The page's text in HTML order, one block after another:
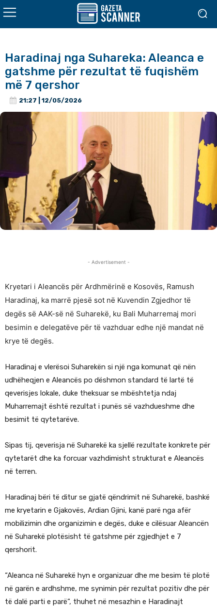
Haradinaj nga Suhareka: Aleanca e
gatshme për rezultat të fuqishëm
më 7 qershor
21:27 | 12/05/2026
- Advertisement -
Kryetari i Aleancës për Ardhmërinë e Kosovës, Ramush
Haradinaj, ka marrë pjesë sot në Kuvendin Zgjedhor të
degës së AAK-së në Suharekë, ku Bali Muharremaj mori
besimin e delegatëve për të vazhduar edhe një mandat në
krye të degës.
Haradinaj e vlerësoi Suharekën si një nga komunat që nën
udhëheqjen e Aleancës po dëshmon standard të lartë të
qeverisjes lokale, duke theksuar se mbështetja ndaj
Muharremajt është rezultat i punës së vazhdueshme dhe
besimit të qytetarëve.
Sipas tij, qeverisja në Suharekë ka sjellë rezultate konkrete për
qytetarët dhe ka forcuar vazhdimisht strukturat e Aleancës
në terren.
Haradinaj bëri të ditur se gjatë qëndrimit në Suharekë, bashkë
me kryetarin e Gjakovës, Ardian Gjini, kanë parë nga afër
mobilizimin dhe organizimin e degës, duke e cilësuar Aleancën
në Suharekë plotësisht të gatshme për zgjedhjet e 7
qershorit.
“Aleanca në Suharekë hyn e organizuar dhe me besim të plotë
në garën e ardhshme, me synimin për rezultat pozitiv dhe për
të dalë parti e parë”, thuhet në mesazhin e Haradinajt